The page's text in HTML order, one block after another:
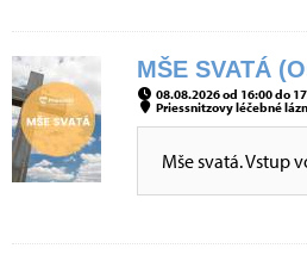
MŠE SVATÁ
08.08.2026 od 16:00 do
Priessnitzovy léčebné
Mše svatá. Vstup